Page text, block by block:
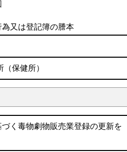
又は登記簿の謄本
保健所）
く毒物劇物販売業登録の更新を